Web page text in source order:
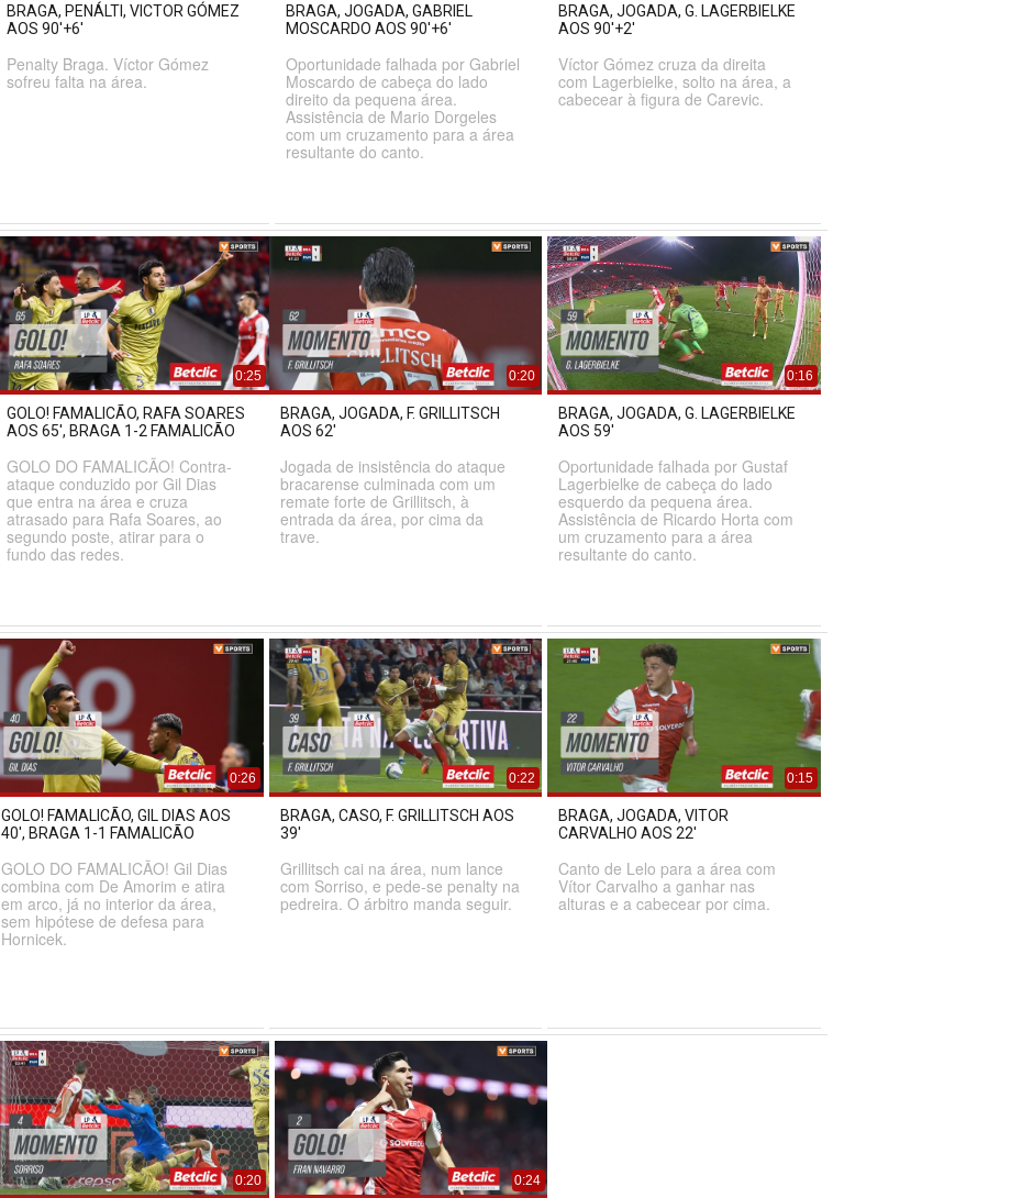
BRAGA, PENÁLTI, VICTOR GÓMEZ
AOS 90'+6'
Penalty Braga. Víctor Gómez
sofreu falta na área.
BRAGA, JOGADA, GABRIEL
MOSCARDO AOS 90'+6'
Oportunidade falhada por Gabriel
Moscardo de cabeça do lado
direito da pequena área.
Assistência de Mario Dorgeles
com um cruzamento para a área
resultante do canto.
BRAGA, JOGADA, G. LAGERBIELKE
AOS 90'+2'
Víctor Gómez cruza da direita
com Lagerbielke, solto na área, a
cabecear à figura de Carevic.
0:25
GOLO! FAMALICÃO, RAFA SOARES
AOS 65', BRAGA 1-2 FAMALICÃO
GOLO DO FAMALICÃO! Contra-
ataque conduzido por Gil Dias
que entra na área e cruza
atrasado para Rafa Soares, ao
segundo poste, atirar para o
fundo das redes.
0:20
BRAGA, JOGADA, F. GRILLITSCH
AOS 62'
Jogada de insistência do ataque
bracarense culminada com um
remate forte de Grillitsch, à
entrada da área, por cima da
trave.
0:16
BRAGA, JOGADA, G. LAGERBIELKE
AOS 59'
Oportunidade falhada por Gustaf
Lagerbielke de cabeça do lado
esquerdo da pequena área.
Assistência de Ricardo Horta com
um cruzamento para a área
resultante do canto.
0:26
GOLO! FAMALICÃO, GIL DIAS AOS
40', BRAGA 1-1 FAMALICÃO
GOLO DO FAMALICÃO! Gil Dias
combina com De Amorim e atira
em arco, já no interior da área,
sem hipótese de defesa para
Hornicek.
0:22
BRAGA, CASO, F. GRILLITSCH AOS
39'
Grillitsch cai na área, num lance
com Sorriso, e pede-se penalty na
pedreira. O árbitro manda seguir.
0:15
BRAGA, JOGADA, VITOR
CARVALHO AOS 22'
Canto de Lelo para a área com
Vítor Carvalho a ganhar nas
alturas e a cabecear por cima.
0:20 0:24